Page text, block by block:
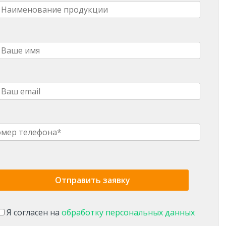
Я согласен на обработку персональных данных